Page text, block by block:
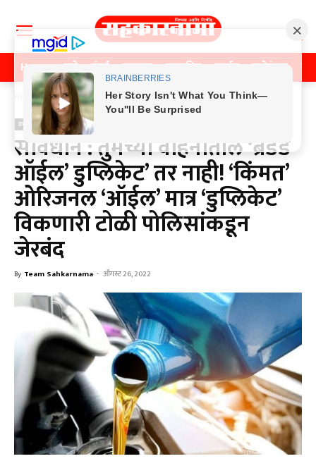
Home पुणे मुंबई महाराष्ट्र राजकीय क्राईम मनोरंजन
Home क्राईम
क्राईम
सावधान : तुमच्या वाहनातील ‘ब्रँडेड
ऑईल’ डुप्लिकेट’ तर नाही! ‘किंमत’
ओरिजनल ‘ऑईल’ मात्र ‘डुप्लिकेट’
विकणारी टोळी पोलिसांकडून
जेरबंद
By Team Sahkarnama - ऑगस्ट 26, 2022